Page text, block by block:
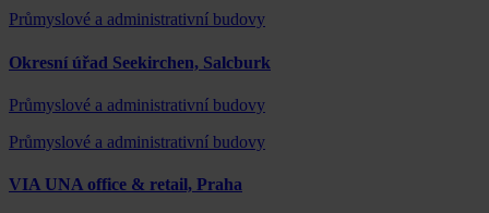
Průmyslové a administrativní budovy
Okresní úřad Seekirchen, Salcburk
Průmyslové a administrativní budovy
Průmyslové a administrativní budovy
VIA UNA office & retail, Praha